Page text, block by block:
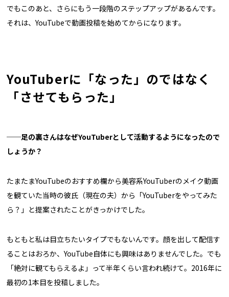
でもこのあと、さらにもう一段階のステップアップがあるんです。
それは、YouTubeで動画投稿を始めてからになります。
YouTuberに「なった」のではなく
「させてもらった」
──足の裏さんはなぜYouTuberとして活動するようになったので
しょうか？
たまたまYouTubeのおすすめ欄から美容系YouTuberのメイク動画
を観ていた当時の彼氏（現在の夫）から「YouTuberをやってみた
ら？」と提案されたことがきっかけでした。
もともと私は目立ちたいタイプでもないんです。顔を出して配信す
ることはおろか、YouTube自体にも興味はありませんでした。でも
「絶対に観てもらえるよ」って半年くらい言われ続けて。2016年に
最初の1本目を投稿しました。